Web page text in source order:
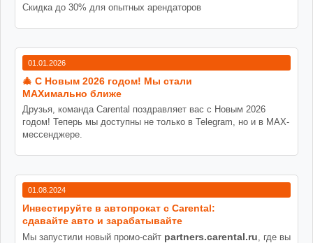
Скидка до 30% для опытных арендаторов
01.01.2026
🎄 С Новым 2026 годом! Мы стали
MAXимально ближе
Друзья, команда Carental поздравляет вас с Новым 2026
годом! Теперь мы доступны не только в Telegram, но и в MAX-
мессенджере.
01.08.2024
Инвестируйте в автопрокат с Carental:
сдавайте авто и зарабатывайте
Мы запустили новый промо-сайт partners.carental.ru , где вы